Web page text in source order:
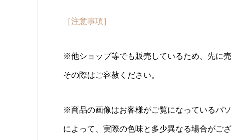
［注意事項］
※他ショップ等でも販売しているため、先に
その際はご容赦ください。
※商品の画像はお客様がご覧になっているパ
によって、実際の色味と多少異なる場合がご